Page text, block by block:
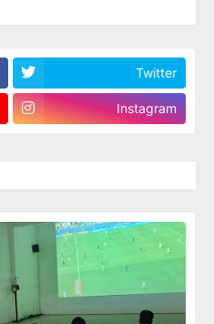
Twitter
Instagram